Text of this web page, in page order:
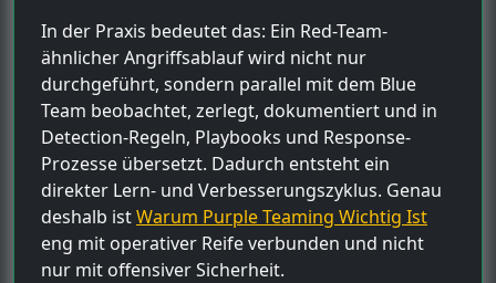
In der Praxis bedeutet das: Ein Red-Team-
ähnlicher Angriffsablauf wird nicht nur
durchgeführt, sondern parallel mit dem Blue
Team beobachtet, zerlegt, dokumentiert und in
Detection-Regeln, Playbooks und Response-
Prozesse übersetzt. Dadurch entsteht ein
direkter Lern- und Verbesserungszyklus. Genau
deshalb istWarum Purple Teaming Wichtig Ist
eng mit operativer Reife verbunden und nicht
nur mit offensiver Sicherheit.